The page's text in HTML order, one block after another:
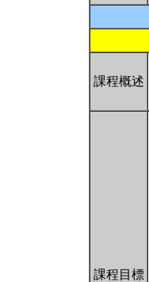
課程概述
課程目標